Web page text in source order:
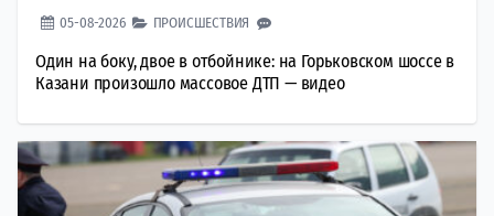
05-08-2026 ПРОИСШЕСТВИЯ
Один на боку, двое в отбойнике: на Горьковском шоссе в
Казани произошло массовое ДТП — видео